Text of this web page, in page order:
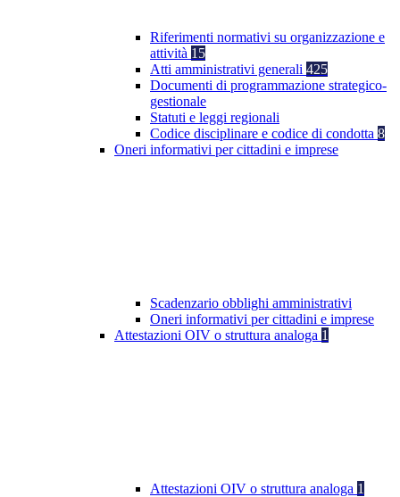
Riferimenti normativi su organizzazione e
attività 15
Atti amministrativi generali 425
Documenti di programmazione strategico-
gestionale
Statuti e leggi regionali
Codice disciplinare e codice di condotta 8
Oneri informativi per cittadini e imprese
Scadenzario obblighi amministrativi
Oneri informativi per cittadini e imprese
Attestazioni OIV o struttura analoga 1
Attestazioni OIV o struttura analoga 1